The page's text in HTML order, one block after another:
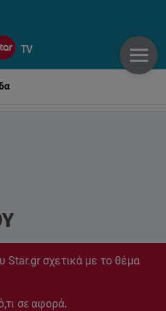
Star.gr σχετικά με το θέμα
σε αφορά.